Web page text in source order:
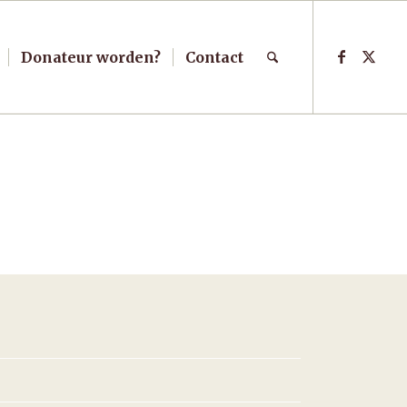
Donateur worden? Contact